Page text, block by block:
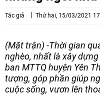
Tác giả Thứ hai, 15/03/2021
(Mặt trận) -Thời gian
nghèo, nhất là xây
ban MTTQ huyện Yên
tượng, góp phần giúp
cuộc sống, vươn lên